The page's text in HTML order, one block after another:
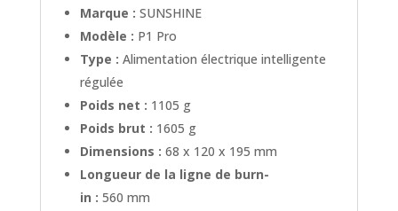
Marque : SUNSHINE
Modèle : P1 Pro
Type : Alimentation électrique intelligente
régulée
Poids net : 1105 g
Poids brut : 1605 g
Dimensions : 68 x 120 x 195 mm
Longueur de la ligne de burn-
in : 560 mm